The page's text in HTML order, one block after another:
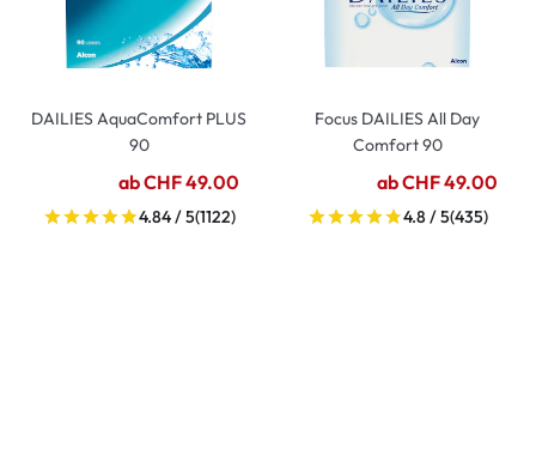
DAILIES AquaComfort PLUS
90
ab CHF 49.00
4.84 / 5(1122)
Focus DAILIES All Day
Comfort 90
ab CHF 49.00
4.8 / 5(435)